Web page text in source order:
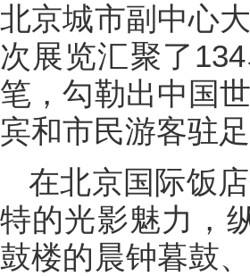
北京城市副中心
次展览汇聚了
笔，勾勒出中国
宾和市民游客驻足
在北京国际饭
特的光影魅力，
鼓楼的晨钟暮鼓